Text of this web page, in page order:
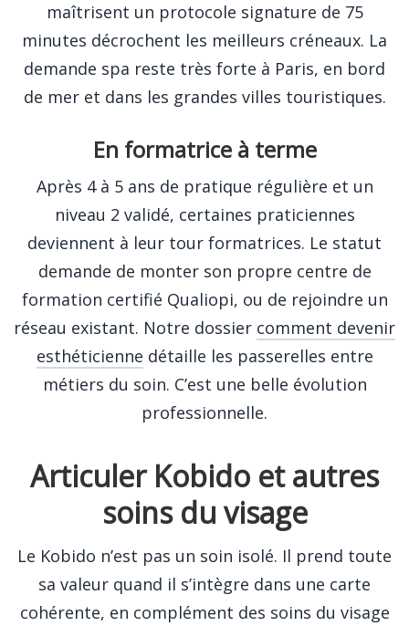
maîtrisent un protocole signature de 75
minutes décrochent les meilleurs créneaux. La
demande spa reste très forte à Paris, en bord
de mer et dans les grandes villes touristiques.
En formatrice à terme
Après 4 à 5 ans de pratique régulière et un
niveau 2 validé, certaines praticiennes
deviennent à leur tour formatrices. Le statut
demande de monter son propre centre de
formation certifié Qualiopi, ou de rejoindre un
réseau existant. Notre dossier comment devenir
esthéticienne détaille les passerelles entre
métiers du soin. C’est une belle évolution
professionnelle.
Articuler Kobido et autres
soins du visage
Le Kobido n’est pas un soin isolé. Il prend toute
sa valeur quand il s’intègre dans une carte
cohérente, en complément des soins du visage